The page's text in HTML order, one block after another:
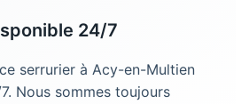
24/7
serrurierà Acy-en-Multien
Nous sommes toujours